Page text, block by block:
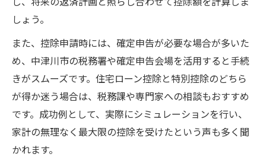
しょう。
また、控除申請時には、確定申告が必要な場合が多いた
め、中津川市の税務署や確定申告会場を活用すると手続
きがスムーズです。住宅ローン控除と特別控除のどちら
が得か迷う場合は、税務課や専門家への相談もおすすめ
です。成功例として、実際にシミュレーションを行い、
家計の無理なく最大限の控除を受けたという声も多く聞
かれます。